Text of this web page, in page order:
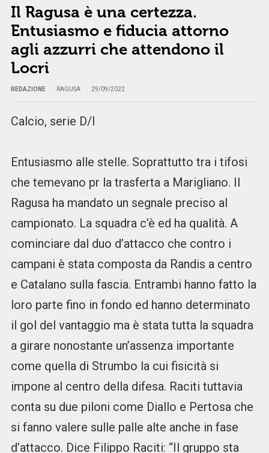
Il Ragusa è una certezza.
Entusiasmo e fiducia attorno
agli azzurri che attendono il
Locri
REDAZIONE RAGUSA 29/09/2022
Calcio, serie D/I
Entusiasmo alle stelle. Soprattutto tra i tifosi
che temevano pr la trasferta a Marigliano. Il
Ragusa ha mandato un segnale preciso al
campionato. La squadra c’è ed ha qualità. A
cominciare dal duo d’attacco che contro i
campani è stata composta da Randis a centro
e Catalano sulla fascia. Entrambi hanno fatto la
loro parte fino in fondo ed hanno determinato
il gol del vantaggio ma è stata tutta la squadra
a girare nonostante un’assenza importante
come quella di Strumbo la cui fisicità si
impone al centro della difesa. Raciti tuttavia
conta su due piloni come Diallo e Pertosa che
si fanno valere sulle palle alte anche in fase
d’attacco. Dice Filippo Raciti: “Il gruppo sta